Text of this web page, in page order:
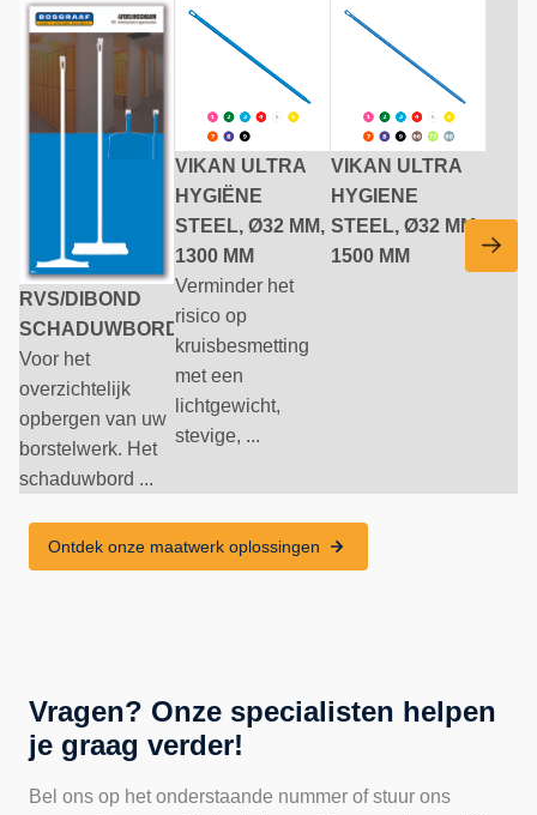
RVS/DIBOND
SCHADUWBORD
Voor het
overzichtelijk
opbergen van uw
borstelwerk. Het
schaduwbord ...
VIKAN ULTRA
HYGIËNE
STEEL, Ø32 MM,
1300 MM
Verminder het
risico op
kruisbesmetting
met een
lichtgewicht,
stevige, ...
VIKAN ULTRA
HYGIENE
STEEL, Ø32 MM,
1500 MM
Ontdek onze maatwerk oplossingen
Vragen? Onze specialisten helpen
je graag verder!
Bel ons op het onderstaande nummer of stuur ons